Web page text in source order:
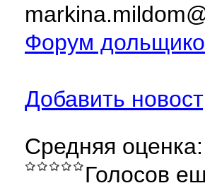
Форум
Добавить
Средняя оценка:
Голосов